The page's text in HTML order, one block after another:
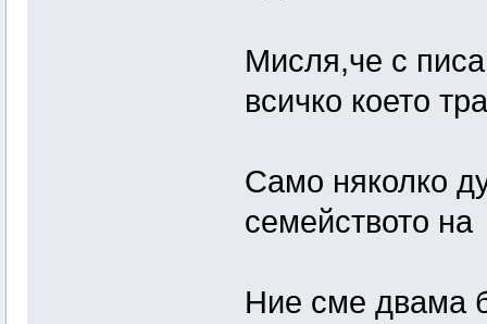
Мисля,че с
всичко което
Само няколко
семейството
Ние сме двама